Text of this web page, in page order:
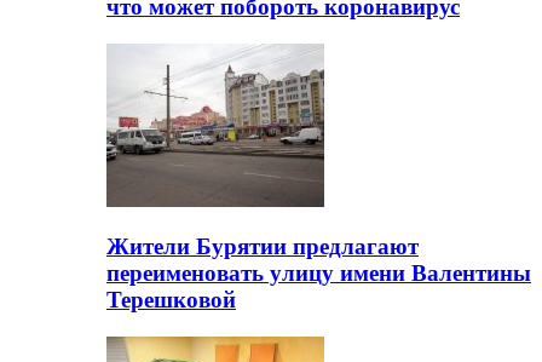
что может побороть коронавирус
Жители Бурятии предлагают
переименовать улицу имени Валентины
Терешковой